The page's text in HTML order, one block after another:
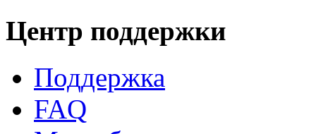
Центр поддержки
Поддержка
FAQ